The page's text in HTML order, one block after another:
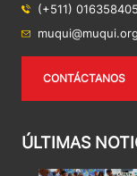
(+511) 016358405
muqui@muqui.org
CONTÁCTANOS
ÚLTIMAS